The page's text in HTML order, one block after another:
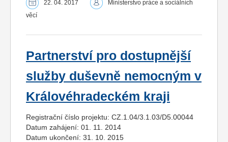
22. 04. 2017
Ministerstvo práce a sociálních
věcí
Partnerství pro dostupnější
služby duševně nemocným v
Královéhradeckém kraji
Registrační číslo projektu: CZ.1.04/3.1.03/D5.00044
Datum zahájení: 01. 11. 2014
Datum ukončení: 31. 10. 2015